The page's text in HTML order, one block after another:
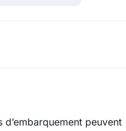
peuvent